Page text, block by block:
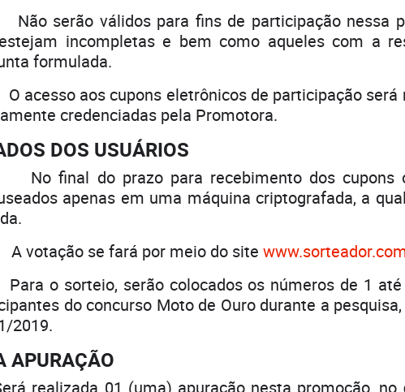
Não serão válidos para fins de participação nessa
incompletas e bem como aqueles com a
formulada.
O acesso aos cupons eletrônicos de participação
credenciadas pela Promotora.
DOS USUÁRIOS
final do prazo para recebimento dos cupons
apenas em uma máquina criptografada, a
votação se fará por meio do site
o sorteio, serão colocados os números de 1
do concurso Moto de Ouro durante a
2019.
APURAÇÃO